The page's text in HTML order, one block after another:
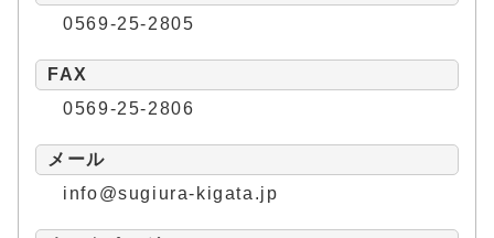
0569-25-2805
FAX
0569-25-2806
メール
info@sugiura-kigata.jp